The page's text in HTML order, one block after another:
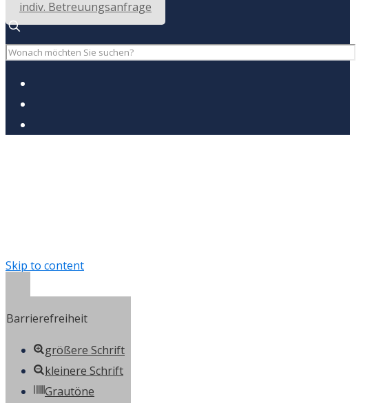
indiv. Betreuungsanfrage
Skip to content
Barrierefreiheit
größere Schrift
kleinere Schrift
Grautöne